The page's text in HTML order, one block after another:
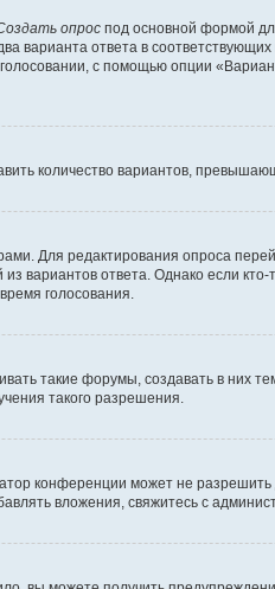
опрос под основной формой
варианта ответа в
с помощью опции
количество вариантов,
Для редактирования опроса
вариантов ответа. Однако если
голосования.
такие форумы, создавать в них
такого разрешения.
конференции может не
вложения, свяжитесь с